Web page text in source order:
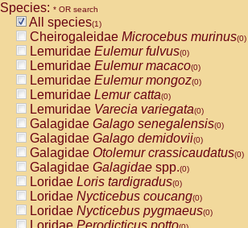
Species: * OR search
All species(1)
Cheirogaleidae Microcebus murinus(0)
Lemuridae Eulemur fulvus(0)
Lemuridae Eulemur macaco(0)
Lemuridae Eulemur mongoz(0)
Lemuridae Lemur catta(0)
Lemuridae Varecia variegata(0)
Galagidae Galago senegalensis(0)
Galagidae Galago demidovii(0)
Galagidae Otolemur crassicaudatus(0)
Galagidae Galagidae spp.(0)
Loridae Loris tardigradus(0)
Loridae Nycticebus coucang(0)
Loridae Nycticebus pygmaeus(0)
Loridae Perodicticus potto